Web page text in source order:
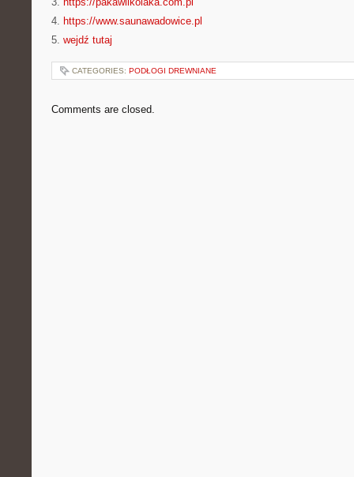
4. https://www.saunawadowice.pl
5. wejdź tutaj
CATEGORIES: PODŁOGI DREWNIANE
Comments are closed.